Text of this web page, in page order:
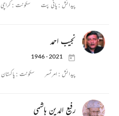
پیدائش : پانی پت سکونت :کراچی
نجیب احمد
1946 - 2021
پیدائش : امرتسر سکونت : پاکستان
رفیع الدین ہاشمی